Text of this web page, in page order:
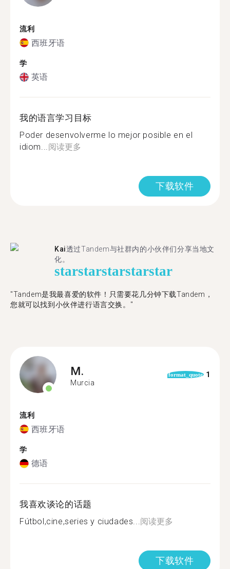
流利
西班牙语
学
英语
我的语言学习目标
Poder desenvolverme lo mejor posible en el
idiom...阅读更多
下载软件
Kai透过Tandem与社群内的小伙伴们分享当地文
化。
starstarstarstarstar
"Tandem是我最喜爱的软件！只需要花几分钟下载Tandem，
您就可以找到小伙伴进行语言交换。"
M.
Murcia
format_quote 1
流利
西班牙语
学
德语
我喜欢谈论的话题
Fútbol,cine,series y ciudades...阅读更多
下载软件